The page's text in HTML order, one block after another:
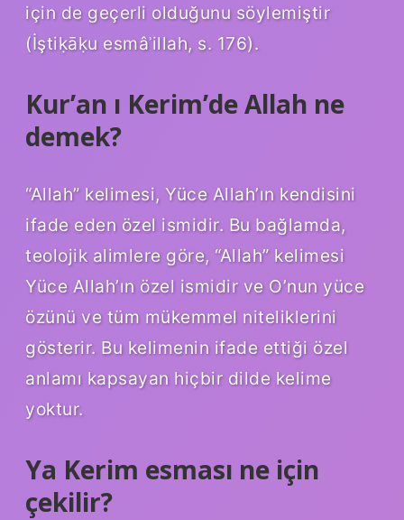
için de geçerli olduğunu söylemiştir
(İştiḳāḳu esmâʾillah, s. 176).
Kur’an ı Kerim’de Allah ne
demek?
“Allah” kelimesi, Yüce Allah’ın kendisini
ifade eden özel ismidir. Bu bağlamda,
teolojik alimlere göre, “Allah” kelimesi
Yüce Allah’ın özel ismidir ve O’nun yüce
özünü ve tüm mükemmel niteliklerini
gösterir. Bu kelimenin ifade ettiği özel
anlamı kapsayan hiçbir dilde kelime
yoktur.
Ya Kerim esması ne için
çekilir?